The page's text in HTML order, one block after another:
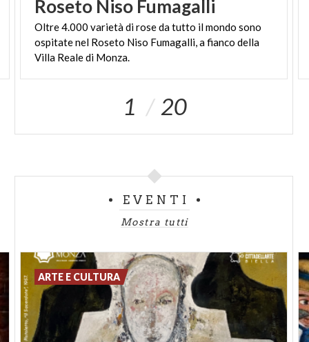
Roseto Niso Fumagalli
Oltre 4.000 varietà di rose da tutto il mondo sono
ospitate nel Roseto Niso Fumagalli, a fianco della
Villa Reale di Monza.
1 20
EVENTI
Mostra tutti
ARTE E CULTURA